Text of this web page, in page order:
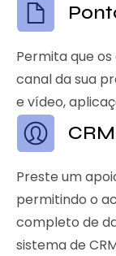
Permita que
canal da sua
e vídeo,
CRM
Preste um
permitindo o
completo de
sistema de